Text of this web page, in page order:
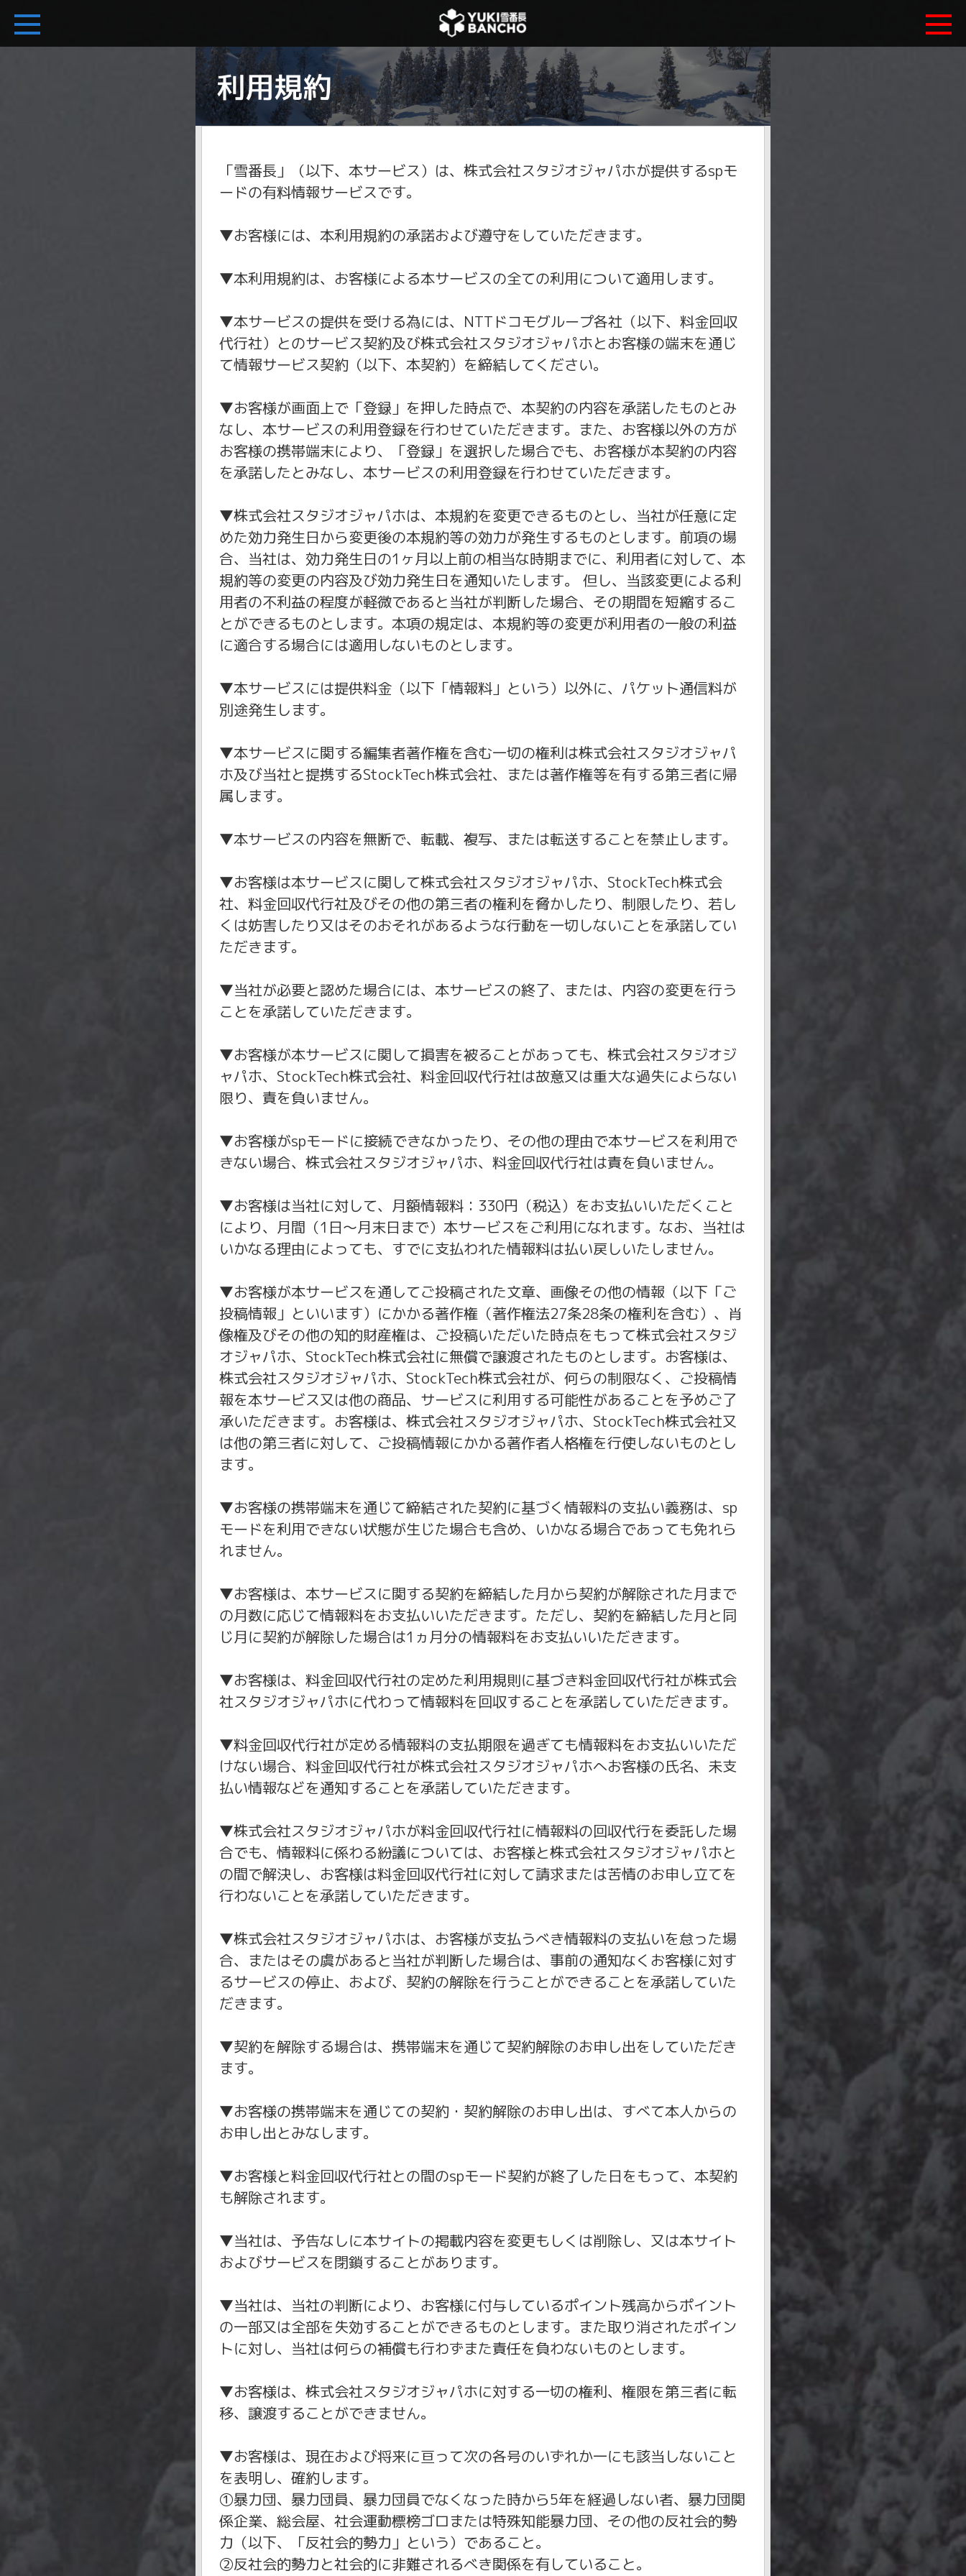
「雪番長」（以下、本サービス）は、株式会社スタジオジャパホが提供するspモ
ードの有料情報サービスです。
▼お客様には、本利用規約の承諾および遵守をしていただきます。
▼本利用規約は、お客様による本サービスの全ての利用について適用します。
▼本サービスの提供を受ける為には、NTTドコモグループ各社（以下、料金回収
代行社）とのサービス契約及び株式会社スタジオジャパホとお客様の端末を通じ
て情報サービス契約（以下、本契約）を締結してください。
▼お客様が画面上で「登録」を押した時点で、本契約の内容を承諾したものとみ
なし、本サービスの利用登録を行わせていただきます。また、お客様以外の方が
お客様の携帯端末により、「登録」を選択した場合でも、お客様が本契約の内容
を承諾したとみなし、本サービスの利用登録を行わせていただきます。
▼株式会社スタジオジャパホは、本規約を変更できるものとし、当社が任意に定
めた効力発生日から変更後の本規約等の効力が発生するものとします。前項の場
合、当社は、効力発生日の1ヶ月以上前の相当な時期までに、利用者に対して、本
規約等の変更の内容及び効力発生日を通知いたします。 但し、当該変更による利
用者の不利益の程度が軽微であると当社が判断した場合、その期間を短縮するこ
とができるものとします。本項の規定は、本規約等の変更が利用者の一般の利益
に適合する場合には適用しないものとします。
▼本サービスには提供料金（以下「情報料」という）以外に、パケット通信料が
別途発生します。
▼本サービスに関する編集者著作権を含む一切の権利は株式会社スタジオジャパ
ホ及び当社と提携するStockTech株式会社、または著作権等を有する第三者に帰
属します。
▼本サービスの内容を無断で、転載、複写、または転送することを禁止します。
▼お客様は本サービスに関して株式会社スタジオジャパホ、StockTech株式会
社、料金回収代行社及びその他の第三者の権利を脅かしたり、制限したり、若し
くは妨害したり又はそのおそれがあるような行動を一切しないことを承諾してい
ただきます。
▼当社が必要と認めた場合には、本サービスの終了、または、内容の変更を行う
ことを承諾していただきます。
▼お客様が本サービスに関して損害を被ることがあっても、株式会社スタジオジ
ャパホ、StockTech株式会社、料金回収代行社は故意又は重大な過失によらない
限り、責を負いません。
▼お客様がspモードに接続できなかったり、その他の理由で本サービスを利用で
きない場合、株式会社スタジオジャパホ、料金回収代行社は責を負いません。
▼お客様は当社に対して、月額情報料：330円（税込）をお支払いいただくこと
により、月間（1日～月末日まで）本サービスをご利用になれます。なお、当社は
いかなる理由によっても、すでに支払われた情報料は払い戻しいたしません。
▼お客様が本サービスを通してご投稿された文章、画像その他の情報（以下「ご
投稿情報」といいます）にかかる著作権（著作権法27条28条の権利を含む）、肖
像権及びその他の知的財産権は、ご投稿いただいた時点をもって株式会社スタジ
オジャパホ、StockTech株式会社に無償で譲渡されたものとします。お客様は、
株式会社スタジオジャパホ、StockTech株式会社が、何らの制限なく、ご投稿情
報を本サービス又は他の商品、サービスに利用する可能性があることを予めご了
承いただきます。お客様は、株式会社スタジオジャパホ、StockTech株式会社又
は他の第三者に対して、ご投稿情報にかかる著作者人格権を行使しないものとし
ます。
▼お客様の携帯端末を通じて締結された契約に基づく情報料の支払い義務は、sp
モードを利用できない状態が生じた場合も含め、いかなる場合であっても免れら
れません。
▼お客様は、本サービスに関する契約を締結した月から契約が解除された月まで
の月数に応じて情報料をお支払いいただきます。ただし、契約を締結した月と同
じ月に契約が解除した場合は1ヵ月分の情報料をお支払いいただきます。
▼お客様は、料金回収代行社の定めた利用規則に基づき料金回収代行社が株式会
社スタジオジャパホに代わって情報料を回収することを承諾していただきます。
▼料金回収代行社が定める情報料の支払期限を過ぎても情報料をお支払いいただ
けない場合、料金回収代行社が株式会社スタジオジャパホへお客様の氏名、未支
払い情報などを通知することを承諾していただきます。
▼株式会社スタジオジャパホが料金回収代行社に情報料の回収代行を委託した場
合でも、情報料に係わる紛議については、お客様と株式会社スタジオジャパホと
の間で解決し、お客様は料金回収代行社に対して請求または苦情のお申し立てを
行わないことを承諾していただきます。
▼株式会社スタジオジャパホは、お客様が支払うべき情報料の支払いを怠った場
合、またはその虞があると当社が判断した場合は、事前の通知なくお客様に対す
るサービスの停止、および、契約の解除を行うことができることを承諾していた
だきます。
▼契約を解除する場合は、携帯端末を通じて契約解除のお申し出をしていただき
ます。
▼お客様の携帯端末を通じての契約・契約解除のお申し出は、すべて本人からの
お申し出とみなします。
▼お客様と料金回収代行社との間のspモード契約が終了した日をもって、本契約
も解除されます。
▼当社は、予告なしに本サイトの掲載内容を変更もしくは削除し、又は本サイト
およびサービスを閉鎖することがあります。
▼当社は、当社の判断により、お客様に付与しているポイント残高からポイント
の一部又は全部を失効することができるものとします。また取り消されたポイン
トに対し、当社は何らの補償も行わずまた責任を負わないものとします。
▼お客様は、株式会社スタジオジャパホに対する一切の権利、権限を第三者に転
移、譲渡することができません。
▼お客様は、現在および将来に亘って次の各号のいずれか一にも該当しないこと
を表明し、確約します。
①暴力団、暴力団員、暴力団員でなくなった時から5年を経過しない者、暴力団関
係企業、総会屋、社会運動標榜ゴロまたは特殊知能暴力団、その他の反社会的勢
力（以下、「反社会的勢力」という）であること。
②反社会的勢力と社会的に非難されるべき関係を有していること。